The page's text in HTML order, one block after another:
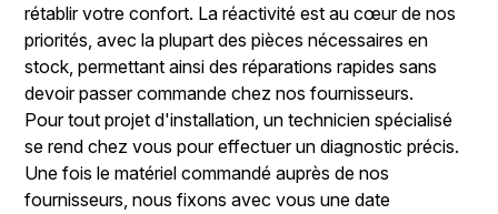
rétablir votre confort. La réactivité est au cœur de nos
priorités, avec la plupart des pièces nécessaires en
stock, permettant ainsi des réparations rapides sans
devoir passer commande chez nos fournisseurs.
Pour tout projet d'installation, un technicien spécialisé
se rend chez vous pour effectuer un diagnostic précis.
Une fois le matériel commandé auprès de nos
fournisseurs, nous fixons avec vous une date